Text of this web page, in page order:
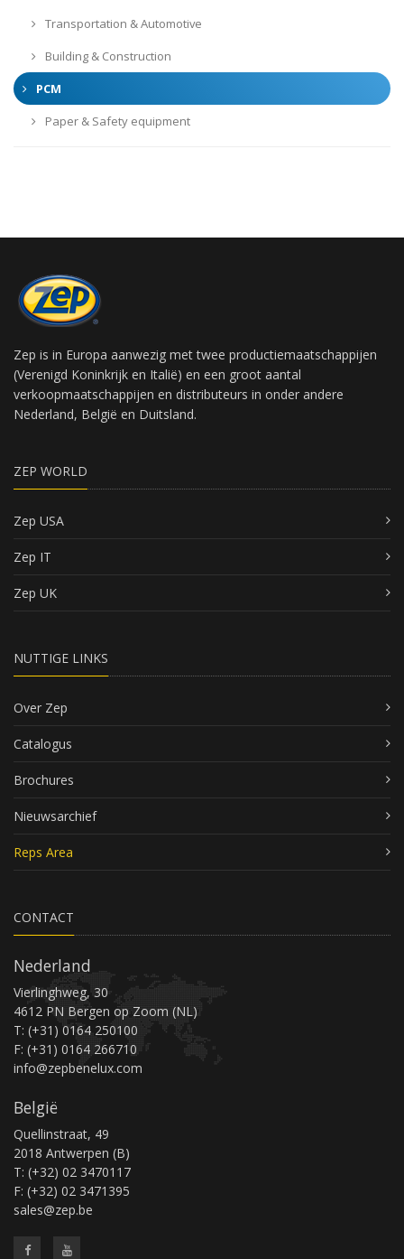
Transportation & Automotive
Building & Construction
PCM
Paper & Safety equipment
Zep is in Europa aanwezig met twee productiemaatschappijen
(Verenigd Koninkrijk en Italië) en een groot aantal
verkoopmaatschappijen en distributeurs in onder andere
Nederland, België en Duitsland.
ZEP WORLD
Zep USA
Zep IT
Zep UK
NUTTIGE LINKS
Over Zep
Catalogus
Brochures
Nieuwsarchief
Reps Area
CONTACT
Nederland
Vierlinghweg, 30
4612 PN Bergen op Zoom (NL)
T: (+31) 0164 250100
F: (+31) 0164 266710
info@zepbenelux.com
België
Quellinstraat, 49
2018 Antwerpen (B)
T: (+32) 02 3470117
F: (+32) 02 3471395
sales@zep.be